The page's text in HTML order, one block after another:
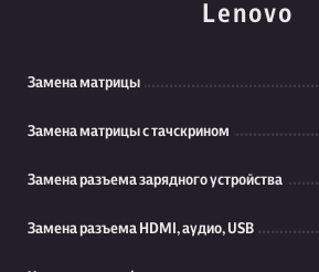
Lenovo
Замена матрицы
Замена матрицы с тачскрином
Замена разъема зарядного устройства
Замена разъема HDMI, аудио, USB